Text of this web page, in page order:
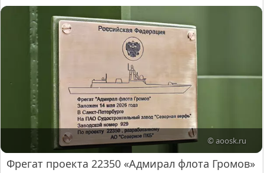
© aoosk.ru
Фрегат проекта 22350 «Адмирал флота Громов»